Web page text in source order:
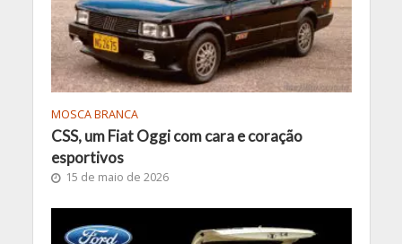
MOSCA BRANCA
CSS, um Fiat Oggi com cara e coração
esportivos
15 de maio de 2026